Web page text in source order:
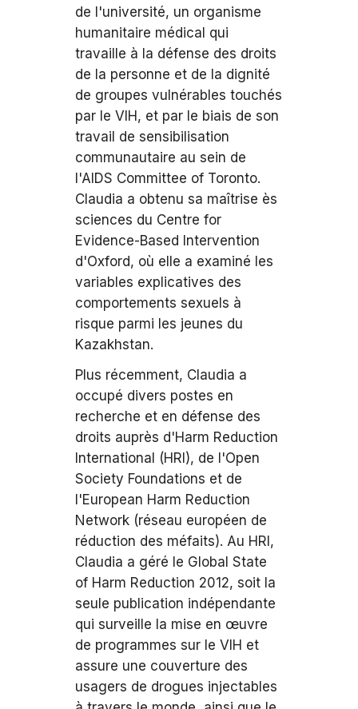
de l'université, un organisme
humanitaire médical qui
travaille à la défense des droits
de la personne et de la dignité
de groupes vulnérables touchés
par le VIH, et par le biais de son
travail de sensibilisation
communautaire au sein de
l'AIDS Committee of Toronto.
Claudia a obtenu sa maîtrise ès
sciences du Centre for
Evidence-Based Intervention
d'Oxford, où elle a examiné les
variables explicatives des
comportements sexuels à
risque parmi les jeunes du
Kazakhstan.
Plus récemment, Claudia a
occupé divers postes en
recherche et en défense des
droits auprès d'Harm Reduction
International (HRI), de l'Open
Society Foundations et de
l'European Harm Reduction
Network (réseau européen de
réduction des méfaits). Au HRI,
Claudia a géré le Global State
of Harm Reduction 2012, soit la
seule publication indépendante
qui surveille la mise en œuvre
de programmes sur le VIH et
assure une couverture des
usagers de drogues injectables